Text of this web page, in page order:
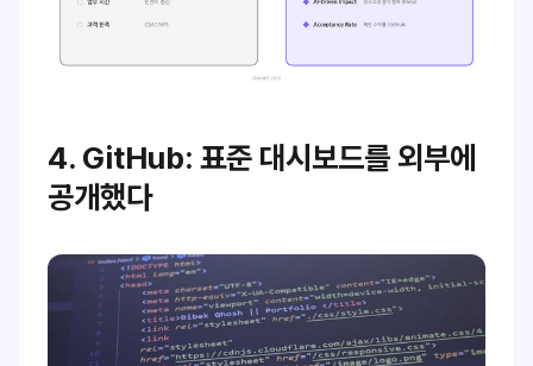
4. GitHub: 표준 대시보드를 외부에
공개했다